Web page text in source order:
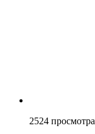
2524 просмотра